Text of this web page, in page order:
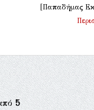
[Παπαδήμας
5